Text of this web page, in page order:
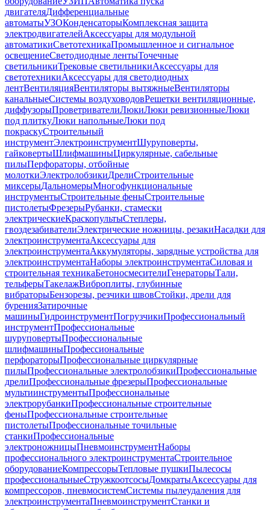
двигателяДифференциальные
автоматыУЗОКонденсаторыКомплексная защита
электродвигателейАксессуары для модульной
автоматикиСветотехникаПромышленное и сигнальное
освещениеСветодиодные лентыТочечные
светильникиТрековые светильникиАксессуары для
светотехникиАксессуары для светодиодных
лентВентиляцияВентиляторы вытяжныеВентиляторы
канальныеСистемы воздуховодовРешетки вентиляционные,
диффузорыПроветривателиЛюкиЛюки ревизионныеЛюки
под плиткуЛюки напольныеЛюки под
покраскуСтроительный
инструментЭлектроинструментШуруповерты,
гайковертыШлифмашиныЦиркулярные, сабельные
пилыПерфораторы, отбойные
молоткиЭлектролобзикиДрелиСтроительные
миксерыДальномерыМногофункциональные
инструментыСтроительные феныСтроительные
пистолетыФрезерыРубанки, стамески
электрическиеКраскопультыСтеплеры,
гвоздезабивателиЭлектрические ножницы, резакиНасадки для
электроинструментаАксессуары для
электроинструментаАккумуляторы, зарядные устройства для
электроинструментаНаборы электроинструментаСиловая и
строительная техникаБетоносмесителиГенераторыТали,
тельферыТакелажВиброплиты, глубинные
вибраторыБензорезы, резчики швовСтойки, дрели для
буренияЗатирочные
машиныГидроинструментПогрузчикиПрофессиональный
инструментПрофессиональные
шуруповертыПрофессиональные
шлифмашиныПрофессиональные
перфораторыПрофессиональные циркулярные
пилыПрофессиональные электролобзикиПрофессиональные
дрелиПрофессиональные фрезерыПрофессиональные
мультиинструментыПрофессиональные
электрорубанкиПрофессиональные строительные
феныПрофессиональные строительные
пистолетыПрофессиональные точильные
станкиПрофессиональные
электроножницыПневмоинструментНаборы
профессионального электроинструментаСтроительное
оборудованиеКомпрессорыТепловые пушкиПылесосы
профессиональныеСтружкоотсосыДомкратыАксессуары для
компрессоров, пневмосистемСистемы пылеудаления для
электроинструментаПневмоинструментСтанки и